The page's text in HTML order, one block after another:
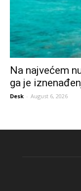
Na najvećem
ga je
Desk - August 6, 2026